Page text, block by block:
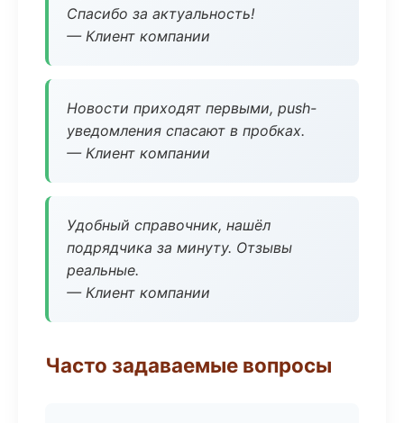
Спасибо за актуальность!
— Клиент компании
Новости приходят первыми, push-
уведомления спасают в пробках.
— Клиент компании
Удобный справочник, нашёл
подрядчика за минуту. Отзывы
реальные.
— Клиент компании
Часто задаваемые вопросы